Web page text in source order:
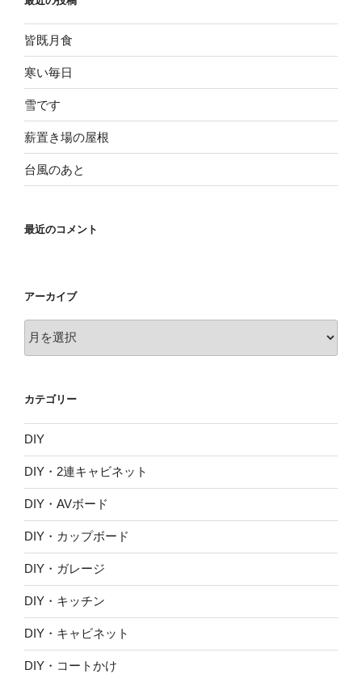
皆既月食
寒い毎日
雪です
薪置き場の屋根
台風のあと
最近のコメント
アーカイブ
ー
ブ
カテゴリー
DIY
DIY・2連キャビネット
DIY・AVボード
DIY・カップボード
DIY・ガレージ
DIY・キッチン
DIY・キャビネット
DIY・コートかけ